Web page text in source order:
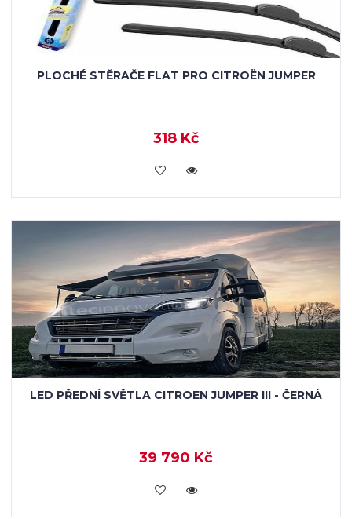
PLOCHÉ STĚRAČE FLAT PRO CITROËN JUMPER
318 Kč
KOUPIT
LED PŘEDNÍ SVĚTLA CITROEN JUMPER III - ČERNÁ
39 790 Kč
KOUPIT